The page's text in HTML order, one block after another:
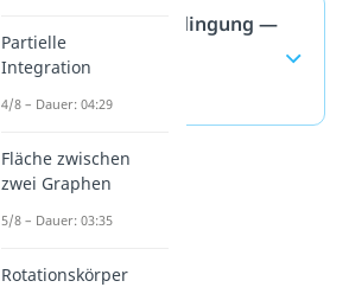
Hinreichende Bedingung —
häufigste Fragen
Partielle
Integration
4/8 – Dauer: 04:29
Fläche zwischen
zwei Graphen
5/8 – Dauer: 03:35
Rotationskörper